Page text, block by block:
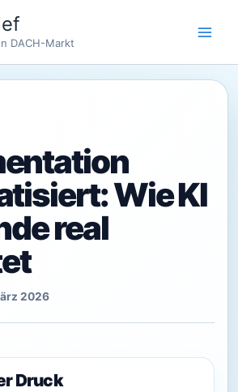
DACH-Markt
Wie KI
real
2026
Druck